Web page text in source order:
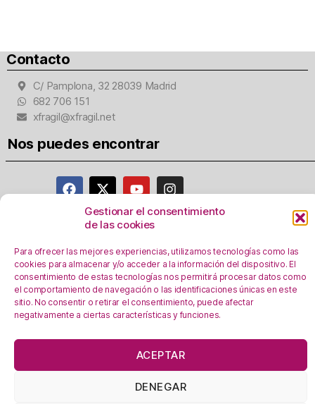
Gestionar el consentimiento
de las cookies
Para ofrecer las mejores experiencias, utilizamos tecnologías como las
cookies para almacenar y/o acceder a la información del dispositivo. El
consentimiento de estas tecnologías nos permitirá procesar datos como
el comportamiento de navegación o las identificaciones únicas en este
sitio. No consentir o retirar el consentimiento, puede afectar
negativamente a ciertas características y funciones.
ACEPTAR
DENEGAR
Contacto
C/ Pamplona, 32 28039 Madrid
682 706 151
xfragil@xfragil.net
Nos puedes encontrar
Política de privacidad
Registro Actividades como responsables del
tratamiento
Política de Cookies
OK!